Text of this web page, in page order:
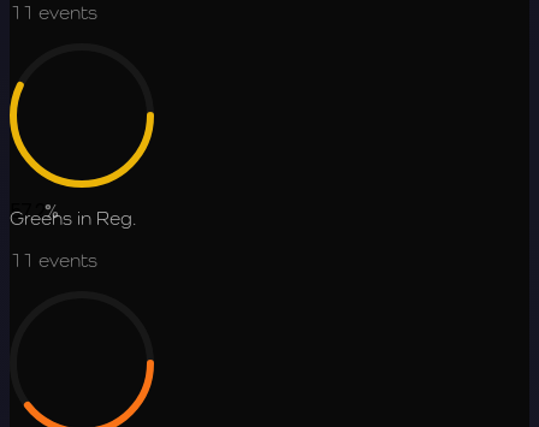
11 events
57.2%
Greens in Reg.
11 events